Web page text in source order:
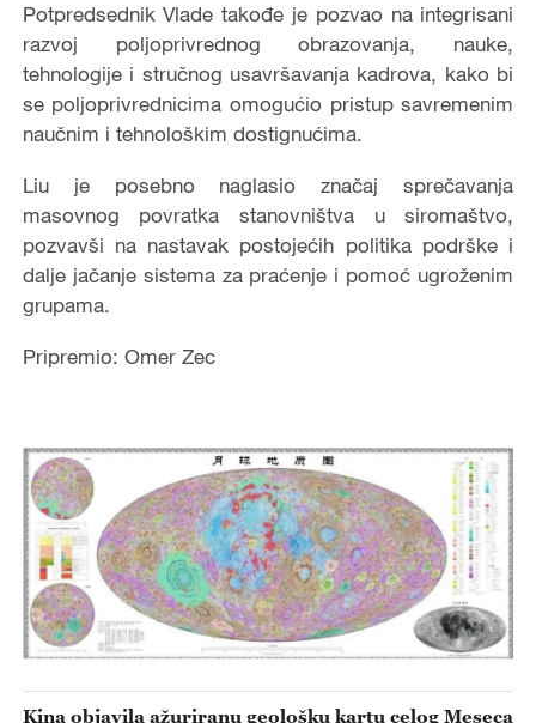
Potpredsednik Vlade takođe je pozvao na integrisani
razvoj poljoprivrednog obrazovanja, nauke,
tehnologije i stručnog usavršavanja kadrova, kako bi
se poljoprivrednicima omogućio pristup savremenim
naučnim i tehnološkim dostignućima.
Liu je posebno naglasio značaj sprečavanja
masovnog povratka stanovništva u siromaštvo,
pozvavši na nastavak postojećih politika podrške i
dalje jačanje sistema za praćenje i pomoć ugroženim
grupama.
Pripremio: Omer Zec
Kina objavila ažuriranu geološku kartu celog Meseca